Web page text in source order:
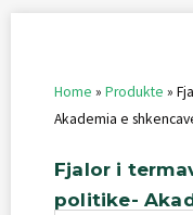
Home » Produkte »
Akademia e
Fjalor i
politike-